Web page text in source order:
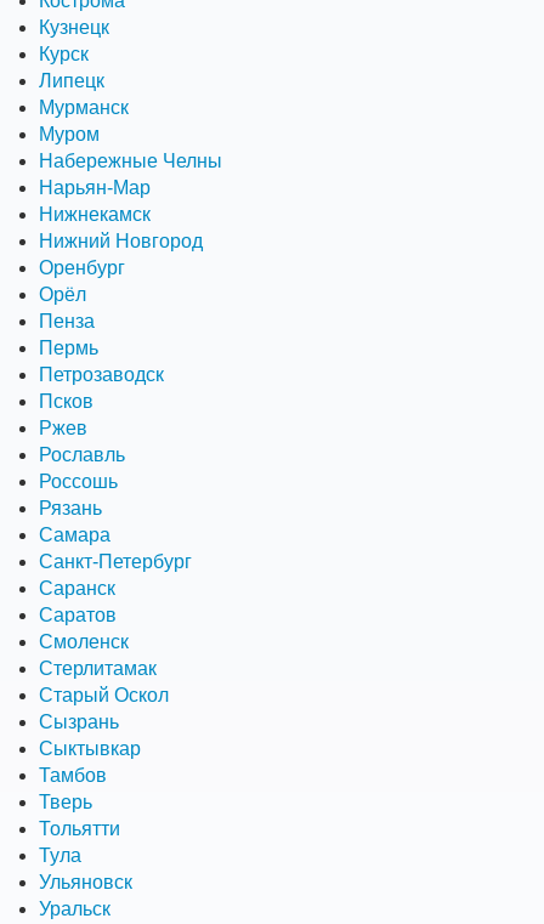
Кузнецк
Курск
Липецк
Мурманск
Муром
Набережные Челны
Нарьян-Мар
Нижнекамск
Нижний Новгород
Оренбург
Орёл
Пенза
Пермь
Петрозаводск
Псков
Ржев
Рославль
Россошь
Рязань
Самара
Санкт-Петербург
Саранск
Саратов
Смоленск
Стерлитамак
Старый Оскол
Сызрань
Сыктывкар
Тамбов
Тверь
Тольятти
Тула
Ульяновск
Уральск